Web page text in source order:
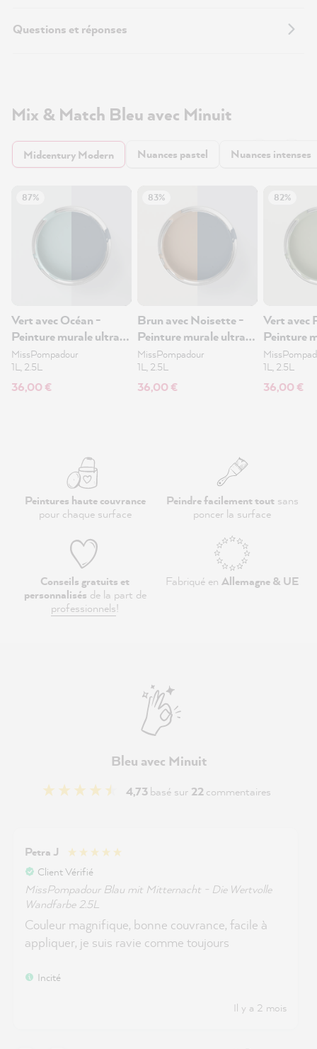
Questions et réponses
Mix & Match Bleu avec Minuit
Midcentury Modern Nuances pastel Nuances intenses
87%
Vert avec Océan -
Peinture murale ultra-
mate 1L
MissPompadour
1L, 2.5L
36,00 €
83%
Brun avec Noisette -
Peinture murale ultra-
mate 1L
MissPompadour
1L, 2.5L
36,00 €
82%
Vert avec
Peinture
mate 1L
1L, 2.5L
36,00 €
Peintures haute couvrance
pour chaque surface
Peindre facilement toutsans
poncer la surface
Conseils gratuits et
personnalisés de la part de
professionnels!
Fabriqué en Allemagne & UE
Bleu avec Minuit
4,73basé sur 22commentaires
Petra J
Client Vérifié
MissPompadour Blau mit Mitternacht - Die Wertvolle
Wandfarbe 2.5L
Couleur magnifique, bonne couvrance, facile à
appliquer, je suis ravie comme toujours
Incité
Il y a 2 mois